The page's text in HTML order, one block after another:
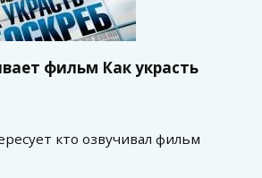
фильм Как украсть
кто озвучивал фильм